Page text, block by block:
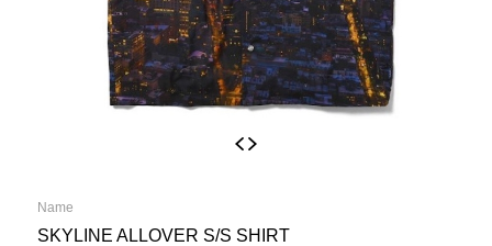
Name
SKYLINE ALLOVER S/S SHIRT